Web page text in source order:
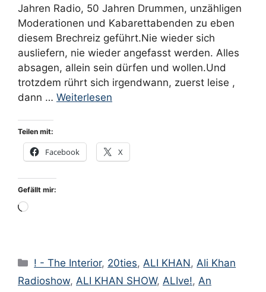
Jahren Radio, 50 Jahren Drummen, unzähligen
Moderationen und Kabarettabenden zu eben
diesem Brechreiz geführt.Nie wieder sich
ausliefern, nie wieder angefasst werden. Alles
absagen, allein sein dürfen und wollen.Und
trotzdem rührt sich irgendwann, zuerst leise ,
dann … Weiterlesen
Teilen mit:
Facebook X
Gefällt mir:
Wird
Kategorien
! - The Interior, 20ties,ALI KHAN,Ali Khan
Radioshow, ALI KHAN SHOW, ALIve!, An